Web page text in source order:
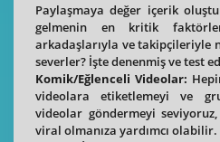
Paylaşmaya değer içerik
gelmenin en kritik
arkadaşlarıyla ve takipçileriyle
severler? İşte denenmiş ve test
Komik/Eğlenceli Videolar:
videolara etiketlemeyi ve
videolar göndermeyi
viral olmanıza yardımcı olabilir.